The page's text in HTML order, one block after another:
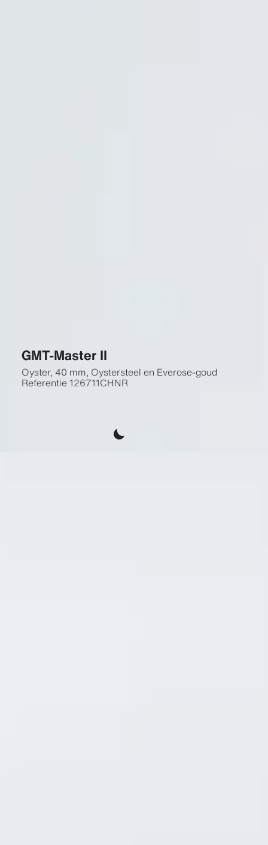
GMT-Master II
Oyster, 40 mm, Oystersteel en Everose-goud
Referentie126711CHNR